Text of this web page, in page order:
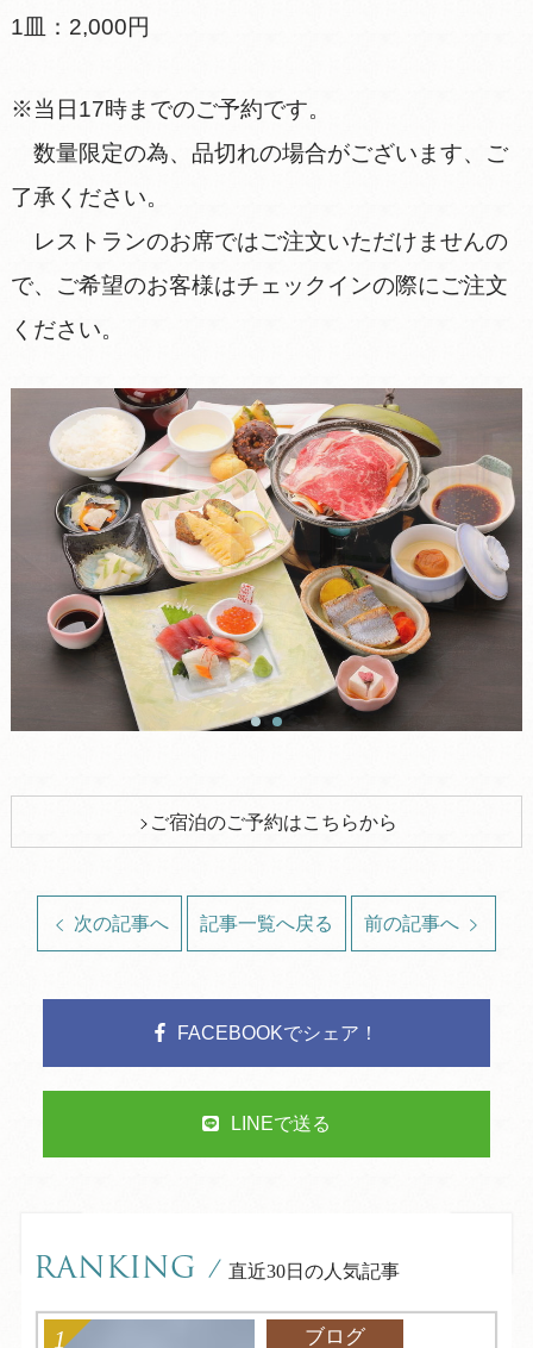
1皿：2,000円
※当日17時までのご予約です。
数量限定の為、品切れの場合がございます、ご
了承ください。
レストランのお席ではご注文いただけませんの
で、ご希望のお客様はチェックインの際にご注文
ください。
ご宿泊のご予約はこちらから
次の記事へ 記事一覧へ戻る 前の記事へ
FACEBOOKでシェア！
LINEで送る
RANKING / 直近30日の人気記事
ブログ